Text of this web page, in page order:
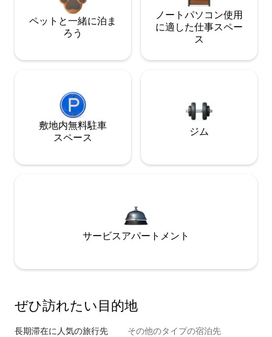
ペットと一緒に泊ま
ろう
ノートパソコン使用
に適した仕事スペー
ス
敷地内無料駐⁠車
ス⁠ペ⁠ー⁠ス
ジム
サービスアパートメント
ぜひ訪⁠れ⁠た⁠い目⁠的⁠地
長期滞在に人気の旅行先 その他のタ⁠イ⁠プ⁠の宿⁠泊⁠先